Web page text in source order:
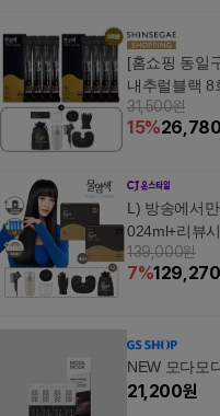
[홈쇼핑 동일
내추럴블랙 8
31,500원
15%
L) 방송에서
024ml+리뷰
139,000원
7%129,270
NEW 모다모
21,200원